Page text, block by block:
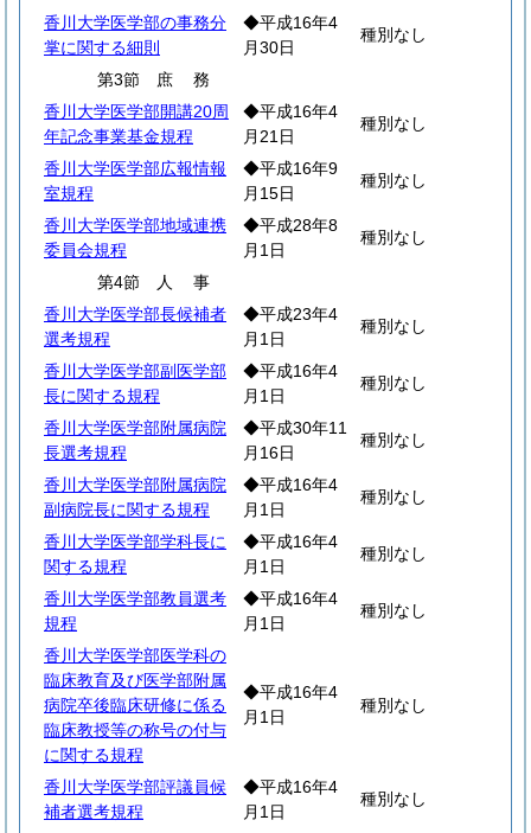
香川大学医学部の事務分
掌に関する細則
◆平成16年4
月30日
種別なし
第3節 庶務
香川大学医学部開講20周
年記念事業基金規程
◆平成16年4
月21日
種別なし
香川大学医学部広報情報
室規程
◆平成16年9
月15日
種別なし
香川大学医学部地域連携
委員会規程
◆平成28年8
月1日
種別なし
第4節 人事
香川大学医学部長候補者
選考規程
◆平成23年4
月1日
種別なし
香川大学医学部副医学部
長に関する規程
◆平成16年4
月1日
種別なし
香川大学医学部附属病院
長選考規程
◆平成30年11
月16日
種別なし
香川大学医学部附属病院
副病院長に関する規程
◆平成16年4
月1日
種別なし
香川大学医学部学科長に
関する規程
◆平成16年4
月1日
種別なし
香川大学医学部教員選考
規程
◆平成16年4
月1日
種別なし
香川大学医学部医学科の
臨床教育及び医学部附属
病院卒後臨床研修に係る
臨床教授等の称号の付与
に関する規程
◆平成16年4
月1日
種別なし
香川大学医学部評議員候
補者選考規程
◆平成16年4
月1日
種別なし